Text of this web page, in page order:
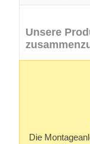
Unsere
Die